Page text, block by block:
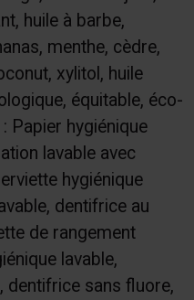
huile à barbe,
menthe, cèdre,
xylitol, huile
équitable, éco-
Papier hygiénique
lavable avec
hygiénique
dentifrice au
de rangement
lavable,
dentifrice sans fluore,